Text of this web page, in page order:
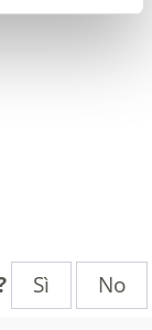
Sì No